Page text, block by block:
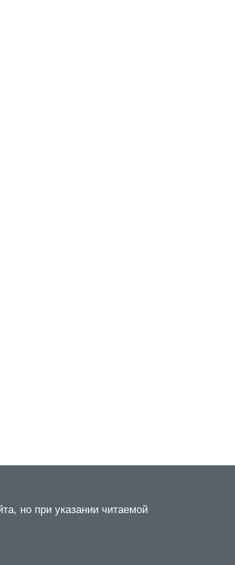
но при указании читаемой